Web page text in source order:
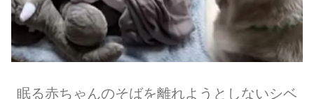
眠る赤ちゃんのそばを離れようとしないシベ